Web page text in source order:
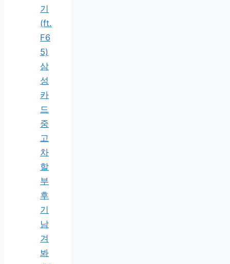
기
(ft.
F6
5)
삼
성
카
드
중
고
차
할
부
후
기
남
겨
봐